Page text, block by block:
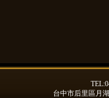
台中市后里區月